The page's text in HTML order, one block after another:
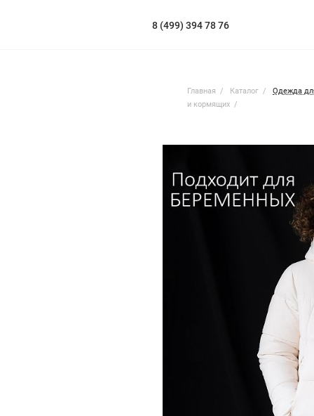
8 (499) 394 78 76
Главная Каталог Одежда
и кормящих